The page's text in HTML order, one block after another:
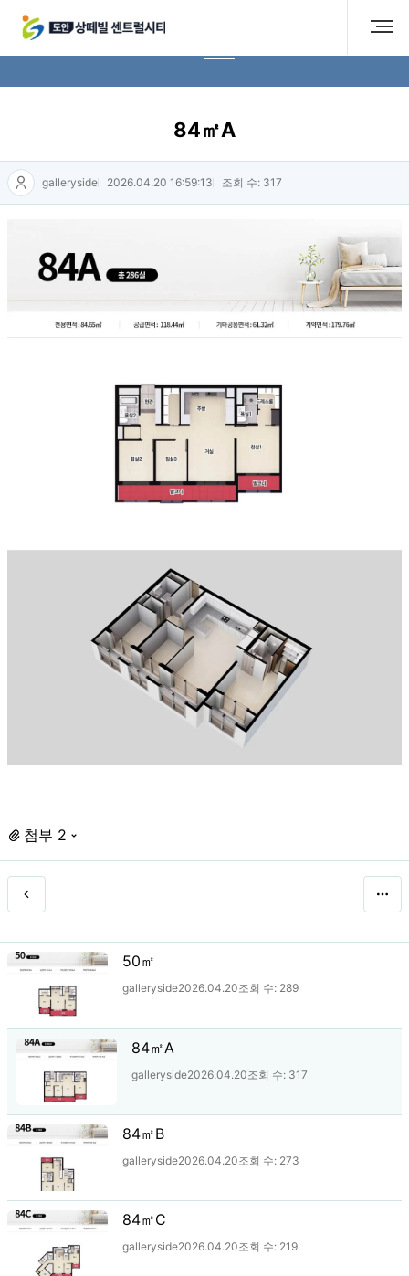
84㎡A
galleryside 2026.04.20 16:59:13 조회 수: 317
첨부 2
50㎡
galleryside2026.04.20조회 수: 289
84㎡A
galleryside2026.04.20조회 수: 317
84㎡B
galleryside2026.04.20조회 수: 273
84㎡C
galleryside2026.04.20조회 수: 219